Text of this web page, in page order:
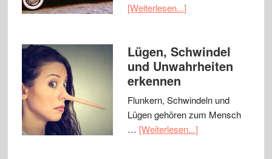
[Weiterlesen...]
Lügen, Schwindel
und Unwahrheiten
erkennen
Flunkern, Schwindeln und
Lügen gehören zum Mensch
… [Weiterlesen...]